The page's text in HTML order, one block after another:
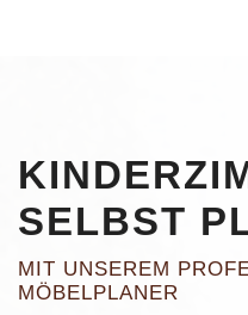
SELBST
MIT UNSEREM
MÖBELPLANER